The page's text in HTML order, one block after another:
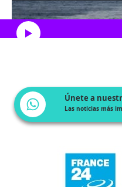
Únete a
Las noticias más